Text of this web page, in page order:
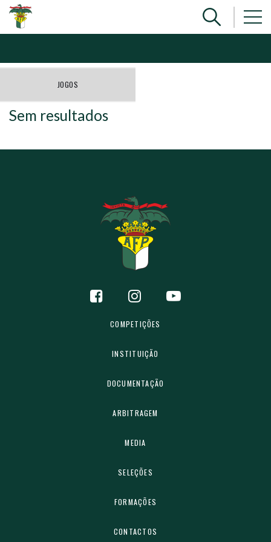
JOGOS
Sem resultados
COMPETIÇÕES
INSTITUIÇÃO
DOCUMENTAÇÃO
ARBITRAGEM
MEDIA
SELEÇÕES
FORMAÇÕES
CONTACTOS